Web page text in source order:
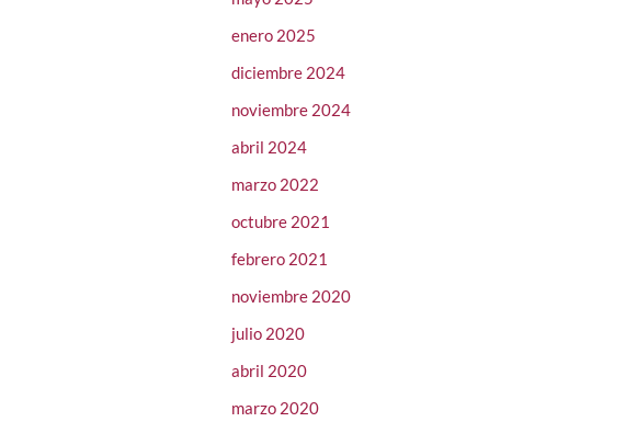
enero 2025
diciembre 2024
noviembre 2024
abril 2024
marzo 2022
octubre 2021
febrero 2021
noviembre 2020
julio 2020
abril 2020
marzo 2020